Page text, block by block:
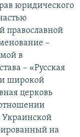
юридического
православной
–
в
– «Русская
широкой
церковь
на